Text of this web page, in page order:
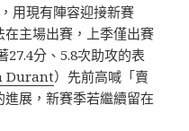
用現有陣容迎接新賽
主場出賽，上季僅出賽
27.4分、5.8次助攻的表
Durant）先前高喊「賣
展，新賽季若繼續留在